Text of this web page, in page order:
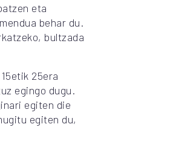
eta
behar du.
bultzada
25era
egingo dugu.
egiten die
egiten du,